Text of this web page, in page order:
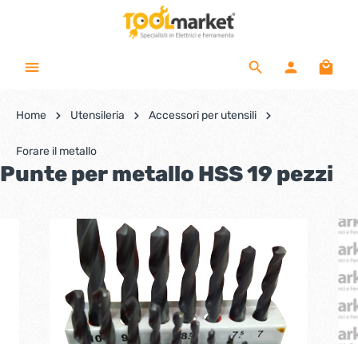
Home Utensileria Accessori per utensili
Forare il metallo
Punte per metallo HSS 19 pezzi